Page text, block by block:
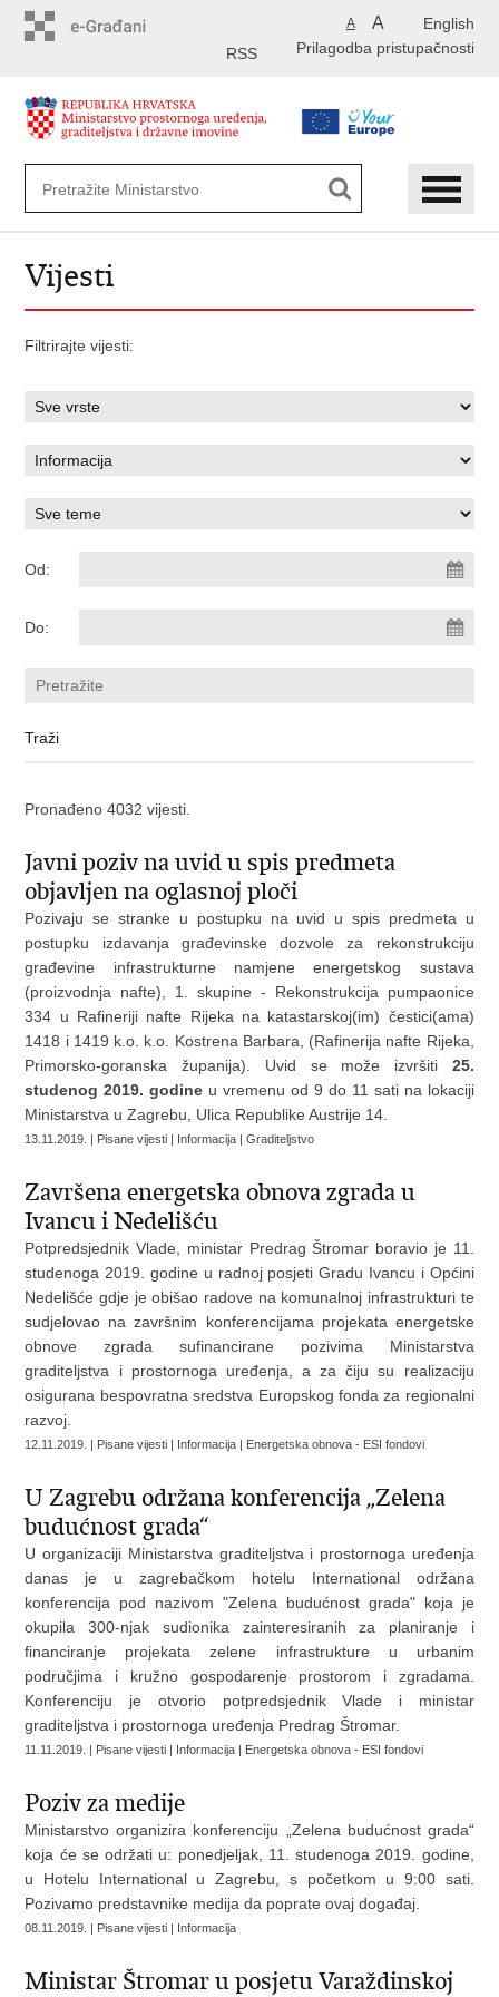
English
A A
Prilagodba pristupačnosti
RSS
Vijesti
Filtrirajte vijesti:
Od:
Do:
Pronađeno 4032 vijesti.
Javni poziv na uvid u spis predmeta
objavljen na oglasnoj ploči
Pozivaju se stranke u postupku na uvid u spis predmeta u
postupku izdavanja građevinske dozvole za rekonstrukciju
građevine infrastrukturne namjene energetskog sustava
(proizvodnja nafte), 1. skupine - Rekonstrukcija pumpaonice
334 u Rafineriji nafte Rijeka na katastarskoj(im) čestici(ama)
1418 i 1419 k.o. k.o. Kostrena Barbara, (Rafinerija nafte Rijeka,
Primorsko-goranska županija). Uvid se može izvršiti 25.
studenog 2019. godine u vremenu od 9 do 11 sati na lokaciji
Ministarstva u Zagrebu, Ulica Republike Austrije 14.
13.11.2019. | Pisane vijesti | Informacija | Graditeljstvo
Završena energetska obnova zgrada u
Ivancu i Nedelišću
Potpredsjednik Vlade, ministar Predrag Štromar boravio je 11.
studenoga 2019. godine u radnoj posjeti Gradu Ivancu i Općini
Nedelišće gdje je obišao radove na komunalnoj infrastrukturi te
sudjelovao na završnim konferencijama projekata energetske
obnove zgrada sufinancirane pozivima Ministarstva
graditeljstva i prostornoga uređenja, a za čiju su realizaciju
osigurana bespovratna sredstva Europskog fonda za regionalni
razvoj.
12.11.2019. | Pisane vijesti | Informacija | Energetska obnova - ESI fondovi
U Zagrebu održana konferencija „Zelena
budućnost grada“
U organizaciji Ministarstva graditeljstva i prostornoga uređenja
danas je u zagrebačkom hotelu International održana
konferencija pod nazivom "Zelena budućnost grada" koja je
okupila 300-njak sudionika zainteresiranih za planiranje i
financiranje projekata zelene infrastrukture u urbanim
područjima i kružno gospodarenje prostorom i zgradama.
Konferenciju je otvorio potpredsjednik Vlade i ministar
graditeljstva i prostornoga uređenja Predrag Štromar.
11.11.2019. | Pisane vijesti | Informacija | Energetska obnova - ESI fondovi
Poziv za medije
Ministarstvo organizira konferenciju „Zelena budućnost grada“
koja će se održati u: ponedjeljak, 11. studenoga 2019. godine,
u Hotelu International u Zagrebu, s početkom u 9:00 sati.
Pozivamo predstavnike medija da poprate ovaj događaj.
08.11.2019. | Pisane vijesti | Informacija
Ministar Štromar u posjetu Varaždinskoj